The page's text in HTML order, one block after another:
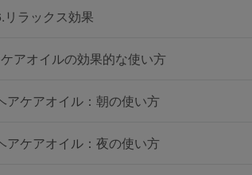
リラックス効果
アオイルの効果的な使い方
アケアオイル：朝の使い方
アケアオイル：夜の使い方